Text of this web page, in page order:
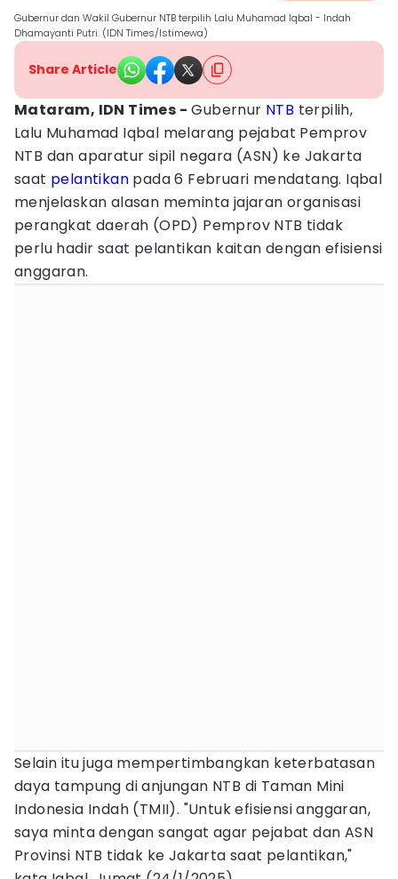
Gubernur dan Wakil Gubernur NTB terpilih Lalu Muhamad Iqbal - Indah
Dhamayanti Putri. (IDN Times/Istimewa)
Share Article
Mataram, IDN Times - Gubernur NTB terpilih,
Lalu Muhamad Iqbal melarang pejabat Pemprov
NTB dan aparatur sipil negara (ASN) ke Jakarta
saat pelantikan pada 6 Februari mendatang. Iqbal
menjelaskan alasan meminta jajaran organisasi
perangkat daerah (OPD) Pemprov NTB tidak
perlu hadir saat pelantikan kaitan dengan efisiensi
anggaran.
Selain itu juga mempertimbangkan keterbatasan
daya tampung di anjungan NTB di Taman Mini
Indonesia Indah (TMII). "Untuk efisiensi anggaran,
saya minta dengan sangat agar pejabat dan ASN
Provinsi NTB tidak ke Jakarta saat pelantikan,"